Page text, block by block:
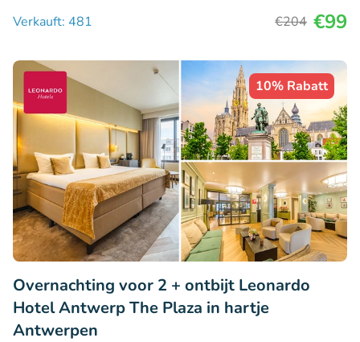
Verkauft: 481
€204 €99
10% Rabatt
Overnachting voor 2 + ontbijt Leonardo
Hotel Antwerp The Plaza in hartje
Antwerpen